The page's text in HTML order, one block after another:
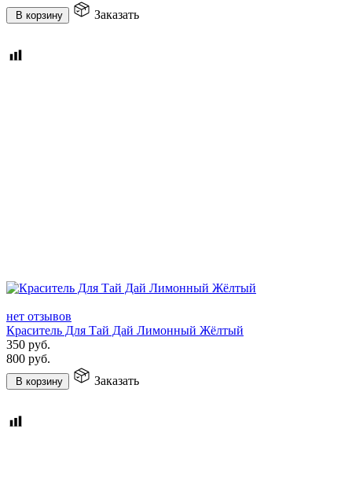
В корзину Заказать
нет отзывов
Краситель Для Тай Дай Лимонный Жёлтый
350 руб.
800 руб.
В корзину Заказать